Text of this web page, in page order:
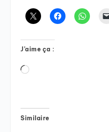
J’aime ça :
Chargement…
Similaire